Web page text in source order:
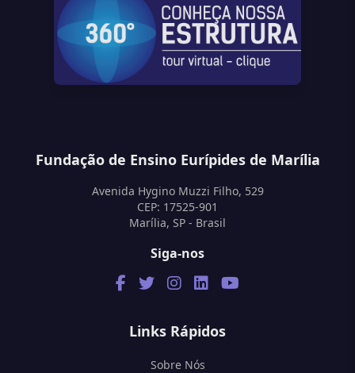
Fundação de Ensino Eurípides de Marília
Avenida Hygino Muzzi Filho, 529
CEP: 17525-901
Marília, SP - Brasil
Siga-nos
Links Rápidos
Sobre Nós